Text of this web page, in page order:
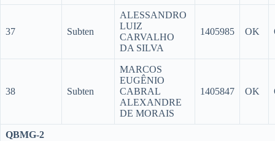
37 Subten
ALESSANDRO
LUIZ
CARVALHO
DA SILVA
1405985 OK
38 Subten
MARCOS
EUGÊNIO
CABRAL
ALEXANDRE
DE MORAIS
1405847 OK
QBMG-2